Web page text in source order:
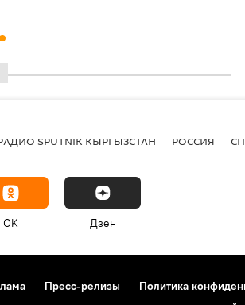
SPUTNIK КЫРГЫЗСТАН РОССИЯ
OK Дзен
Пресс-релизы
Политика